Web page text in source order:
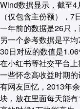
Wind数据显示，截至
（仅包含主份额），7
一年前的数据是26只，
另一个参考数据是平
30日对应的数值是
在小红书等社交平台
一些怀念高收益时期的
有网友回忆，2013年
块，放在里面每天能